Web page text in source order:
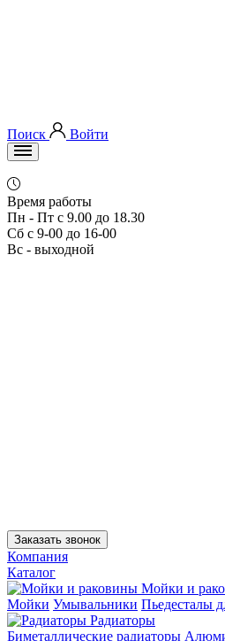
Поиск Войти
Время работы
Пн - Пт с 9.00 до 18.30
Сб с 9-00 до 16-00
Вс - выходной
Заказать звонок
Компания
Каталог
Мойки и
Мойки Умывальники Пьедесталы
Радиаторы
Биметаллические радиаторы